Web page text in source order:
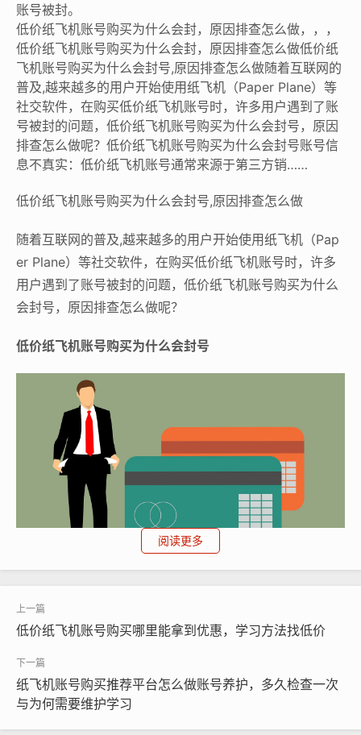
账号被封。
低价纸飞机账号购买为什么会封，原因排查怎么做，，，
低价纸飞机账号购买为什么会封，原因排查怎么做低价纸
飞机账号购买为什么会封号,原因排查怎么做随着互联网的
普及,越来越多的用户开始使用纸飞机（Paper Plane）等
社交软件，在购买低价纸飞机账号时，许多用户遇到了账
号被封的问题，低价纸飞机账号购买为什么会封号，原因
排查怎么做呢？低价纸飞机账号购买为什么会封号账号信
息不真实：低价纸飞机账号通常来源于第三方销……
低价纸飞机账号购买为什么会封号,原因排查怎么做
随着互联网的普及,越来越多的用户开始使用纸飞机（Pap
er Plane）等社交软件，在购买低价纸飞机账号时，许多
用户遇到了账号被封的问题，低价纸飞机账号购买为什么
会封号，原因排查怎么做呢？
低价纸飞机账号购买为什么会封号
平台，这些账号可能使用了虚假信息，如姓名、电话号
码、邮箱等，一旦被纸飞机平台检测到，账号就会被封
禁。
阅读更多
低价纸飞机账号购买哪里能拿到优惠，学习方法找低价
纸飞机账号购买推荐平台怎么做账号养护，多久检查一次
与为何需要维护学习